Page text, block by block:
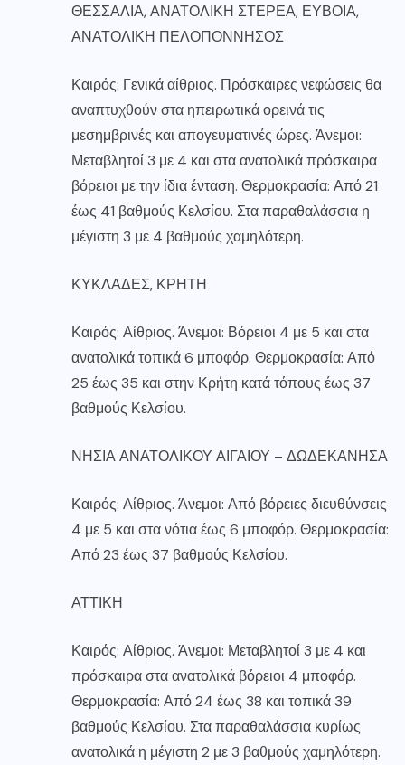
ΘΕΣΣΑΛΙΑ, ΑΝΑΤΟΛΙΚΗ ΣΤΕΡΕΑ, ΕΥΒΟΙΑ,
ΑΝΑΤΟΛΙΚΗ ΠΕΛΟΠΟΝΝΗΣΟΣ
Καιρός: Γενικά αίθριος. Πρόσκαιρες νεφώσεις θα
αναπτυχθούν στα ηπειρωτικά ορεινά τις
μεσημβρινές και απογευματινές ώρες. Άνεμοι:
Μεταβλητοί 3 με 4 και στα ανατολικά πρόσκαιρα
βόρειοι με την ίδια ένταση. Θερμοκρασία: Από 21
έως 41 βαθμούς Κελσίου. Στα παραθαλάσσια η
μέγιστη 3 με 4 βαθμούς χαμηλότερη.
ΚΥΚΛΑΔΕΣ, ΚΡΗΤΗ
Καιρός: Αίθριος. Άνεμοι: Βόρειοι 4 με 5 και στα
ανατολικά τοπικά 6 μποφόρ. Θερμοκρασία: Από
25 έως 35 και στην Κρήτη κατά τόπους έως 37
βαθμούς Κελσίου.
ΝΗΣΙΑ ΑΝΑΤΟΛΙΚΟΥ ΑΙΓΑΙΟΥ – ΔΩΔΕΚΑΝΗΣΑ
Καιρός: Αίθριος. Άνεμοι: Από βόρειες διευθύνσεις
4 με 5 και στα νότια έως 6 μποφόρ. Θερμοκρασία:
Από 23 έως 37 βαθμούς Κελσίου.
ΑΤΤΙΚΗ
Καιρός: Αίθριος. Άνεμοι: Μεταβλητοί 3 με 4 και
πρόσκαιρα στα ανατολικά βόρειοι 4 μποφόρ.
Θερμοκρασία: Από 24 έως 38 και τοπικά 39
βαθμούς Κελσίου. Στα παραθαλάσσια κυρίως
ανατολικά η μέγιστη 2 με 3 βαθμούς χαμηλότερη.